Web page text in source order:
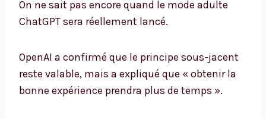
On ne sait pas encore quand le mode adulte
ChatGPT sera réellement lancé.
OpenAI a confirmé que le principe sous-jacent
reste valable, mais a expliqué que « obtenir la
bonne expérience prendra plus de temps ».